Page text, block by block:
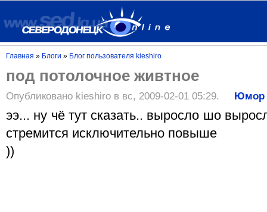
Главная » Блоги » Блог пользователя kieshiro
под потолочное живтное
Опубликовано kieshiro в вс, 2009-02-01 05:29. Юмор
ээ... ну чё тут сказать.. выросло шо
стремится исключительно повыше
))